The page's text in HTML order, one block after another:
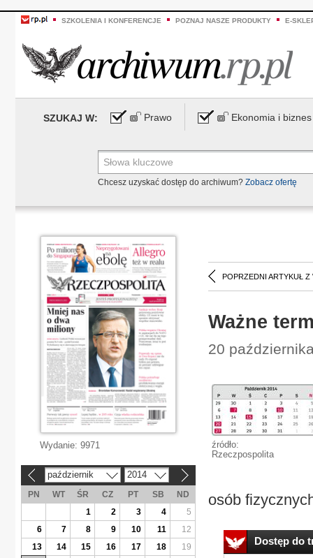
SZKOLENIA I KONFERENCJE POZNAJ NASZE PRODUKTY E-
SZUKAJ W: Prawo Ekonomia i biznes
Chcesz uzyskać dostęp do archiwum? Zobacz ofertę
POPRZEDNI ARTYKUŁ Z
Ważne
20
źródło:
Rzeczpospolita
osób
Dostęp do
Wydanie: 9971
październik 2014
PN WT ŚR CZ PT SB
ND
1
2 3 4
5
6
7 8 9 10 11
12
13
14 15 16 17 18
19